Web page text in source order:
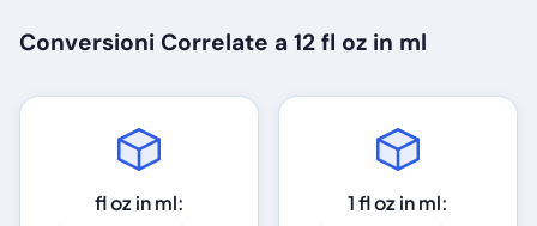
Conversioni Correlate a 12 fl oz in ml
fl oz in ml:
1 fl oz in ml: